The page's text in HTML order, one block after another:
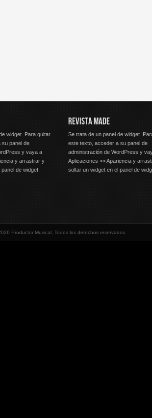
widget. Para quitar
su panel de
y vaya a
y arrastrar y
de widget.
REVISTA MADE
Se trata de un panel de widget.
este texto, acceder a su panel de
administración de WordPress y
Aplicaciones >> Apariencia y
soltar un widget en el panel de
Productor Musical, Todos los derechos reservados.